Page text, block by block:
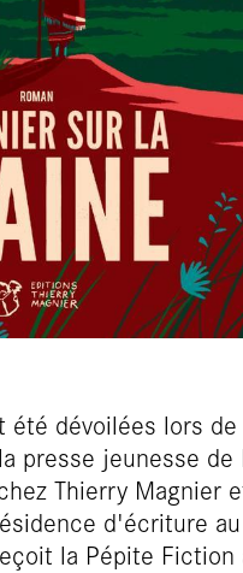
été dévoilées lors
presse jeunesse de
Thierry Magnier
d'écriture
la Pépite Fiction